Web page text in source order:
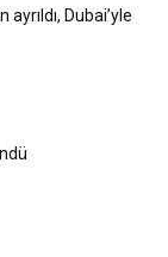
Dubai’yle